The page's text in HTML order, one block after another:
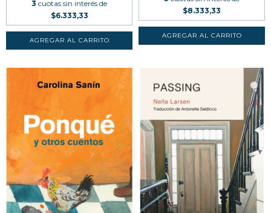
3 cuotas sin interés de
$6.333,33
$8.333,33